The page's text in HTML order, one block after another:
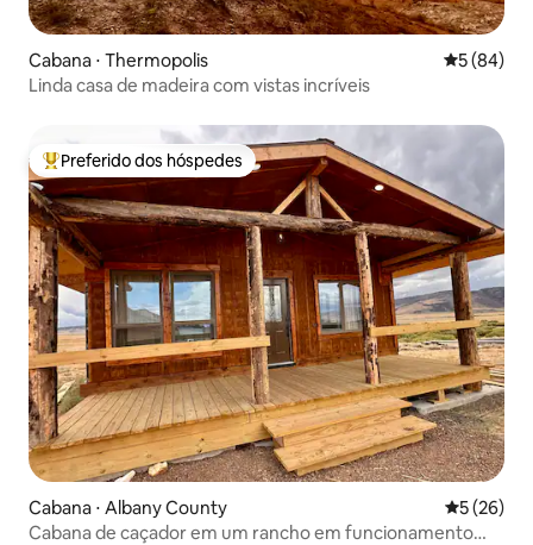
Cabana ⋅ Thermopolis 5 de uma
5 (84)
Linda casa de madeira com vistas incríveis
Entre os melhores preferidos dos hóspedes
Preferido dos hóspedes
Cabana ⋅ Albany County 5 de uma
5 (26)
Cabana de caçador em um rancho em funcionamento